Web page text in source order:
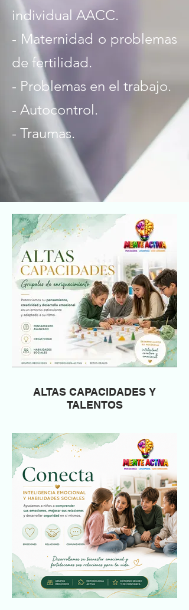
individual AACC.
- Maternidad o problemas
de fertilidad.
- Problemas en el trabajo.
- Autocontrol.
- Traumas.
ALTAS CAPACIDADES Y
TALENTOS